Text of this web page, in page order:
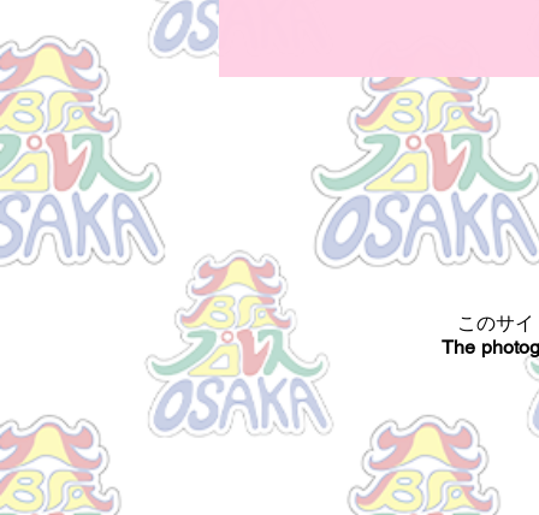
このサ
The